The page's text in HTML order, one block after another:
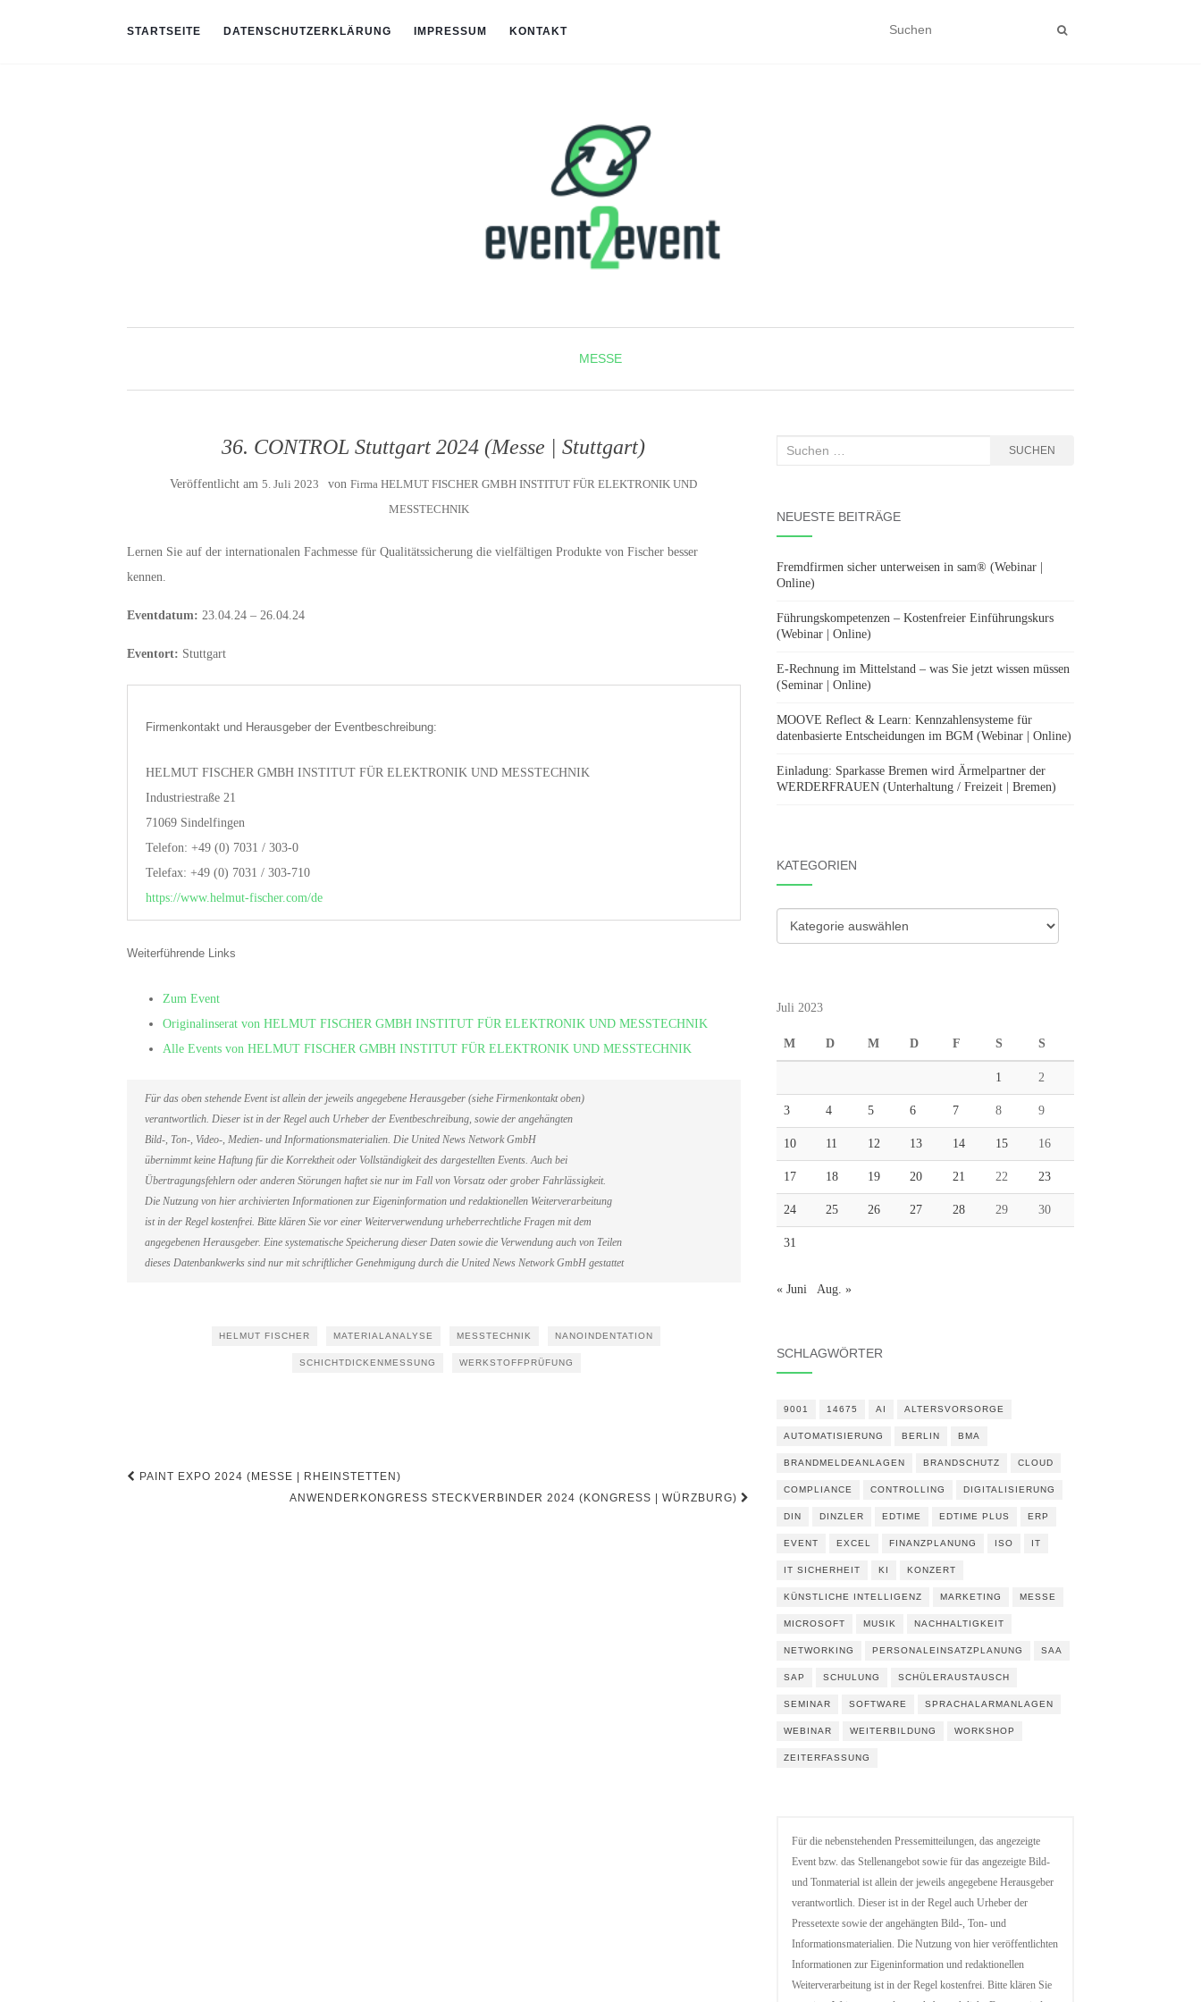
STARTSEITE DATENSCHUTZERKLÄRUNG IMPRESSUM KONTAKT
MESSE
36. CONTROL Stuttgart 2024 (Messe | Stuttgart)
Veröffentlicht am5. Juli 2023 vonFirma HELMUT FISCHER GMBH INSTITUT FÜR ELEKTRONIK UND
MESSTECHNIK
Lernen Sie auf der internationalen Fachmesse für Qualitätssicherung die vielfältigen Produkte von Fischer besser
kennen.
Eventdatum: 23.04.24 – 26.04.24
Eventort: Stuttgart
Firmenkontakt und Herausgeber der Eventbeschreibung:
HELMUT FISCHER GMBH INSTITUT FÜR ELEKTRONIK UND MESSTECHNIK
Industriestraße 21
71069 Sindelfingen
Telefon: +49 (0) 7031 / 303-0
Telefax: +49 (0) 7031 / 303-710
https://www.helmut-fischer.com/de
Weiterführende Links
Zum Event
Originalinserat von HELMUT FISCHER GMBH INSTITUT FÜR ELEKTRONIK UND MESSTECHNIK
Alle Events von HELMUT FISCHER GMBH INSTITUT FÜR ELEKTRONIK UND MESSTECHNIK
Für das oben stehende Event ist allein der jeweils angegebene Herausgeber (siehe Firmenkontakt oben)
verantwortlich. Dieser ist in der Regel auch Urheber der Eventbeschreibung, sowie der angehängten
Bild-, Ton-, Video-, Medien- und Informationsmaterialien. Die United News Network GmbH
übernimmt keine Haftung für die Korrektheit oder Vollständigkeit des dargestellten Events. Auch bei
Übertragungsfehlern oder anderen Störungen haftet sie nur im Fall von Vorsatz oder grober Fahrlässigkeit.
Die Nutzung von hier archivierten Informationen zur Eigeninformation und redaktionellen Weiterverarbeitung
ist in der Regel kostenfrei. Bitte klären Sie vor einer Weiterverwendung urheberrechtliche Fragen mit dem
angegebenen Herausgeber. Eine systematische Speicherung dieser Daten sowie die Verwendung auch von Teilen
dieses Datenbankwerks sind nur mit schriftlicher Genehmigung durch die United News Network GmbH gestattet
HELMUT FISCHER MATERIALANALYSE MESSTECHNIK NANOINDENTATION
SCHICHTDICKENMESSUNG WERKSTOFFPRÜFUNG
Beitragsnavigation
PAINT EXPO 2024 (MESSE | RHEINSTETTEN)
ANWENDERKONGRESS STECKVERBINDER 2024 (KONGRESS | WÜRZBURG)
Suchen
SUCHEN
NEUESTE BEITRÄGE
Fremdfirmen sicher unterweisen in sam® (Webinar |
Online)
Führungskompetenzen – Kostenfreier Einführungskurs
(Webinar | Online)
E-Rechnung im Mittelstand – was Sie jetzt wissen müssen
(Seminar | Online)
MOOVE Reflect & Learn: Kennzahlensysteme für
datenbasierte Entscheidungen im BGM (Webinar | Online)
Einladung: Sparkasse Bremen wird Ärmelpartner der
WERDERFRAUEN (Unterhaltung / Freizeit | Bremen)
KATEGORIEN
Kategorien
Juli 2023
M D M D F S S
1 2
3 4 5 6 7 8 9
10 11 12 13 14 15 16
17 18 19 20 21 22 23
24 25 26 27 28 29 30
31
« Juni Aug. »
SCHLAGWÖRTER
9001 14675 AI ALTERSVORSORGE
AUTOMATISIERUNG BERLIN BMA
BRANDMELDEANLAGEN BRANDSCHUTZ CLOUD
COMPLIANCE CONTROLLING DIGITALISIERUNG
DIN DINZLER EDTIME EDTIME PLUS ERP
EVENT EXCEL FINANZPLANUNG ISO IT
IT SICHERHEIT KI KONZERT
KÜNSTLICHE INTELLIGENZ MARKETING MESSE
MICROSOFT MUSIK NACHHALTIGKEIT
NETWORKING PERSONALEINSATZPLANUNG SAA
SAP SCHULUNG SCHÜLERAUSTAUSCH
SEMINAR SOFTWARE SPRACHALARMANLAGEN
WEBINAR WEITERBILDUNG WORKSHOP
ZEITERFASSUNG
Für die nebenstehenden Pressemitteilungen, das angezeigte
Event bzw. das Stellenangebot sowie für das angezeigte Bild-
und Tonmaterial ist allein der jeweils angegebene Herausgeber
verantwortlich. Dieser ist in der Regel auch Urheber der
Pressetexte sowie der angehängten Bild-, Ton- und
Informationsmaterialien. Die Nutzung von hier veröffentlichten
Informationen zur Eigeninformation und redaktionellen
Weiterverarbeitung ist in der Regel kostenfrei. Bitte klären Sie